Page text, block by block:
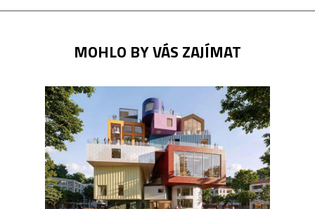
MOHLO BY VÁS ZAJÍMAT